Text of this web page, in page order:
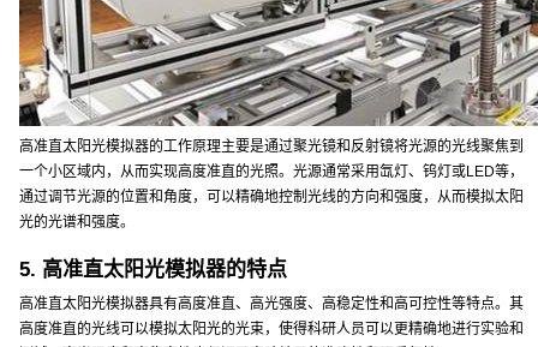
高准直太阳光模拟器的工作原理主要是通过聚光镜和反射镜将光源的光线聚焦到
一个小区域内，从而实现高度准直的光照。光源通常采用氙灯、钨灯或LED等，
通过调节光源的位置和角度，可以精确地控制光线的方向和强度，从而模拟太阳
光的光谱和强度。
5. 高准直太阳光模拟器的特点
高准直太阳光模拟器具有高度准直、高光强度、高稳定性和高可控性等特点。其
高度准直的光线可以模拟太阳光的光束，使得科研人员可以更精确地进行实验和